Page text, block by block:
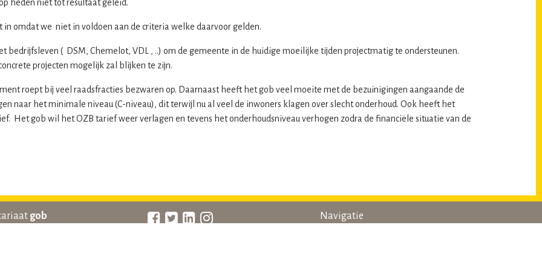
heden niet tot resultaat geleid.
in omdat we niet in voldoen aan de criteria welke daarvoor gelden.
bedrijfsleven ( DSM, Chemelot, VDL , ..) om de gemeente in de huidige moeilijke tijden projectmatig te ondersteunen.
projecten mogelijk zal blijken te zijn.
roept bij veel raadsfracties bezwaren op. Daarnaast heeft het gob veel moeite met de bezuinigingen aangaande de
naar het minimale niveau (C-niveau), dit terwijl nu al veel de inwoners klagen over slecht onderhoud. Ook heeft het
Het gob wil het OZB tarief weer verlagen en tevens het onderhoudsniveau verhogen zodra de financiële situatie van de
gob Navigatie